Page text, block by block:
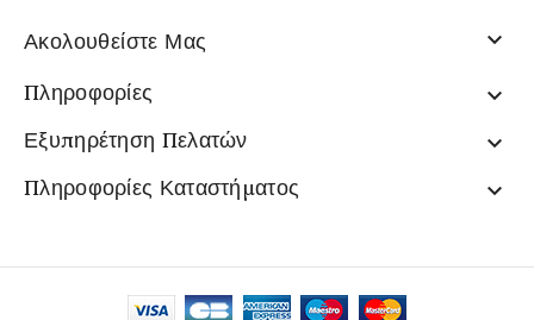
Ακολουθείστε Μας 
Πληροφορίες 
Εξυπηρέτηση Πελατών 
Πληροφορίες Καταστήματος 